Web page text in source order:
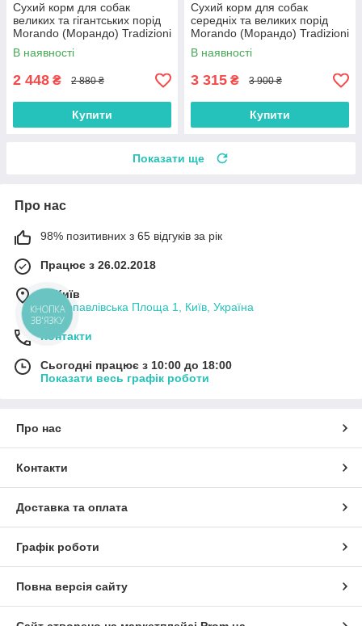
Сухий корм для собак
великих та гігантських порід
Morando (Морандо) Tradizioni
Maxi з яловичиною горохом
та вівсом 12 кг
В наявності
2 448 ₴ 2 880 ₴
Купити
Сухий корм для собак
середніх та великих порід
Morando (Морандо) Tradizioni
Grain Free з куркою та
буряком 15 кг
В наявності
3 315 ₴ 3 900 ₴
Купити
Показати ще
Про нас
98% позитивних з 65 відгуків за рік
Працює з 26.02.2018
м. Київ
Петропавлівська Площа 1, Київ, Україна
Контакти
Сьогодні працює з 10:00 до 18:00
Показати весь графік роботи
Про нас
Контакти
Доставка та оплата
Графік роботи
Повна версія сайту
КНОПКА
ЗВ'ЯЗКУ